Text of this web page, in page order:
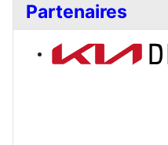
Partenaires